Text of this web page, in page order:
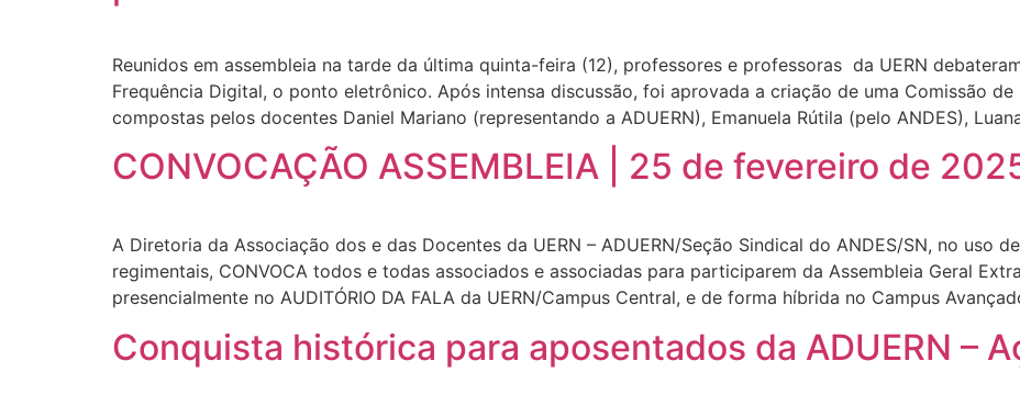
Reunidos em assembleia na tarde da última quinta-feira (12), professores e professoras da UERN
Frequência Digital, o ponto eletrônico. Após intensa discussão, foi aprovada a criação de uma Comissão
compostas pelos docentes Daniel Mariano (representando a ADUERN), Emanuela Rútila (pelo ANDES),
CONVOCAÇÃO ASSEMBLEIA | 25 de fevereiro de
A Diretoria da Associação dos e das Docentes da UERN – ADUERN/Seção Sindical do ANDES/SN, no uso
regimentais, CONVOCA todos e todas associados e associadas para participarem da Assembleia Geral
presencialmente no AUDITÓRIO DA FALA da UERN/Campus Central, e de forma híbrida no Campus
Conquista histórica para aposentados da ADUERN –